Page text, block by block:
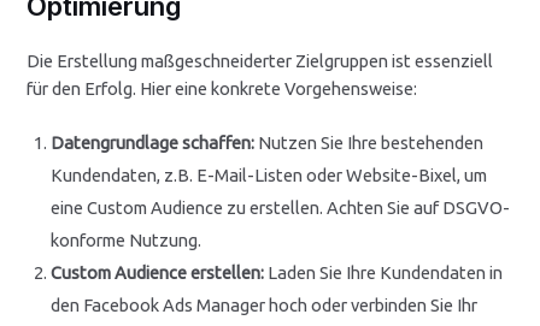
Optimierung
Die Erstellung maßgeschneiderter Zielgruppen ist essenziell
für den Erfolg. Hier eine konkrete Vorgehensweise:
Datengrundlage schaffen: Nutzen Sie Ihre bestehenden
Kundendaten, z.B. E-Mail-Listen oder Website-Bixel, um
eine Custom Audience zu erstellen. Achten Sie auf DSGVO-
konforme Nutzung.
Custom Audience erstellen: Laden Sie Ihre Kundendaten in
den Facebook Ads Manager hoch oder verbinden Sie Ihr